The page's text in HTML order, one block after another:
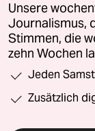
Unsere
Journalismus,
Stimmen, die
zehn Wochen
Jeden
Zusätzlich